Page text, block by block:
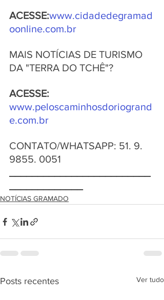
ACESSE:www.cidadedegramad
oonline.com.br
MAIS NOTÍCIAS DE TURISMO
DA "TERRA DO TCHÊ"?
ACESSE:
www.peloscaminhosdoriogrand
e.com.br
CONTATO/WHATSAPP: 51. 9.
9855. 0051
NOTÍCIAS GRAMADO
Posts recentes Ver tudo